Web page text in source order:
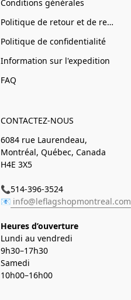
Conditions générales
Politique de retour et de remboursement
Politique de confidentialité
Information sur l'expedition
FAQ
CONTACTEZ-NOUS
6084 rue Laurendeau,
Montréal, Québec, Canada
H4E 3X5
📞514-396-3524
📧 info@leflagshopmontreal.com
Heures d’ouverture
Lundi au vendredi
9h30–17h30
Samedi
10h00–16h00